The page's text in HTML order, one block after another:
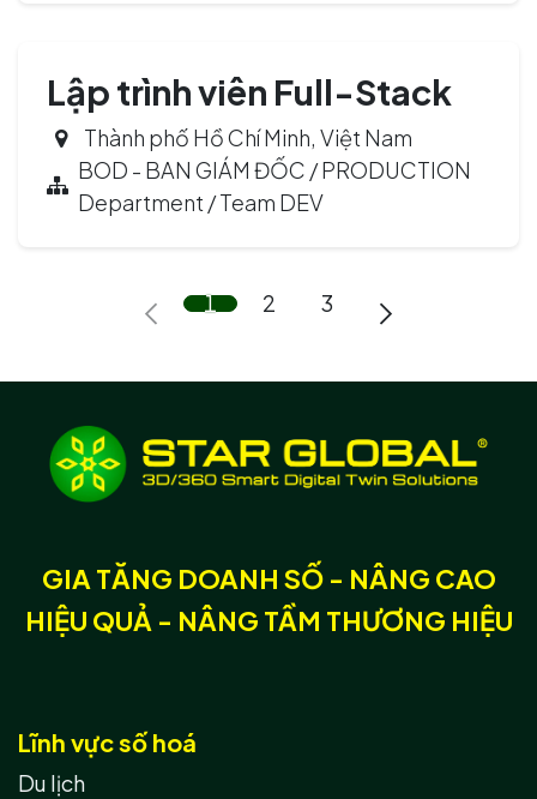
Lập trình viên Full-Stack
Thành phố Hồ Chí Minh,Việt Nam
BOD - BAN GIÁM ĐỐC / PRODUCTION
Department / Team DEV
1 2 3
GIA TĂNG DOANH SỐ - NÂNG CAO
HIỆU QUẢ - NÂNG TẦM THƯƠNG HIỆU
Lĩnh vực số hoá
Du lịch